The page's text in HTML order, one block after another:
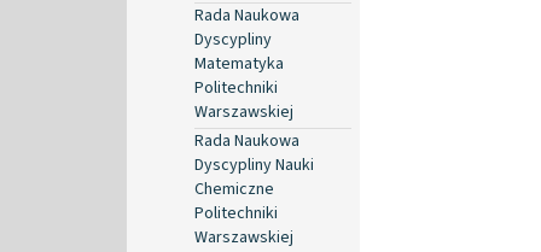
Rada Naukowa
Dyscypliny
Matematyka
Politechniki
Warszawskiej
Rada Naukowa
Dyscypliny Nauki
Chemiczne
Politechniki
Warszawskiej